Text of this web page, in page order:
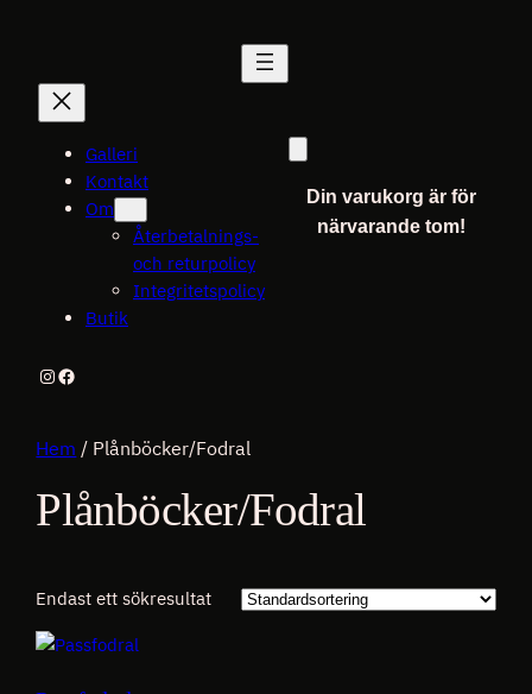
Galleri
Kontakt
Om
Återbetalnings-
och returpolicy
Integritetspolicy
Butik
Din varukorg är för
närvarande tom!
Instagram
Facebook
Hem / Plånböcker/Fodral
Plånböcker/Fodral
Endast ett sökresultat